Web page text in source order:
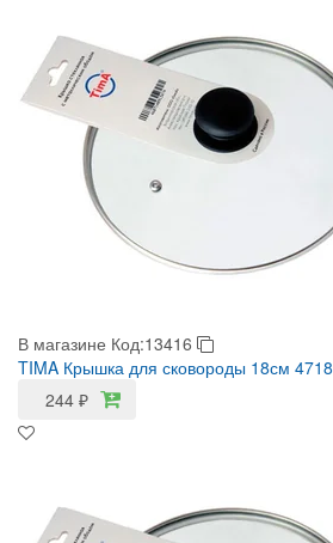
В магазине Код:13416
TIMA Крышка для сковороды 18см 4718
244 ₽